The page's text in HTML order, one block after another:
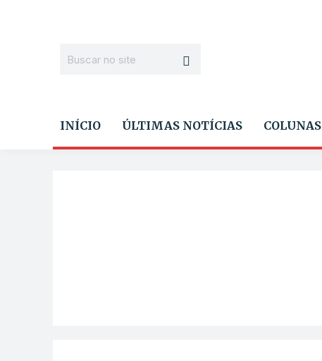
INÍCIO ÚLTIMAS NOTÍCIAS COLUNAS